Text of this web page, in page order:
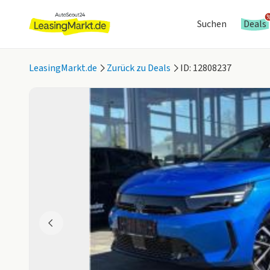
Suchen Deals
LeasingMarkt.de Zurück zu Deals ID: 12808237